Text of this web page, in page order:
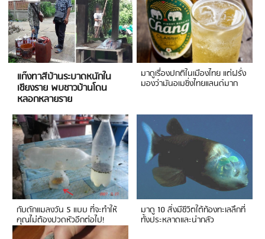
แก๊งทาสีบ้านระบาดหนักใน
เชียงราย พบชาวบ้านโดน
หลอกหลายราย
มาดูเรื่องปกติในเมืองไทย แต่ฝรั่ง
มองว่ามันอเมซิ่งไทยแลนด์มาก
กับดักแมลงวัน 5 แบบ ที่จะทำให้
คุณไม่ต้องปวดหัวอีกต่อไป!
มาดู 10 สิ่งมีชีวิตใต้ท้องทะเลลึกที่
ทั้งประหลาดและน่ากลัว